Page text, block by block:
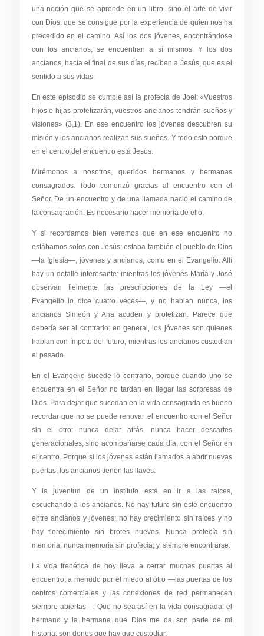
una noción que se aprende en un libro, sino el arte de vivir
con Dios, que se consigue por la experiencia de quien nos ha
precedido en el camino. Así los dos jóvenes, encontrándose
con los ancianos, se encuentran a sí mismos. Y los dos
ancianos, hacia el final de sus días, reciben a Jesús, que es el
sentido a sus vidas.
En este episodio se cumple así la profecía de Joel: «Vuestros
hijos e hijas profetizarán, vuestros ancianos tendrán sueños y
visiones» (3,1). En ese encuentro los jóvenes descubren su
misión y los ancianos realizan sus sueños. Y todo esto porque
en el centro del encuentro está Jesús.
Mirémonos a nosotros, queridos hermanos y hermanas
consagrados. Todo comenzó gracias al encuentro con el
Señor. De un encuentro y de una llamada nació el camino de
la consagración. Es necesario hacer memoria de ello.
Y si recordamos bien veremos que en ese encuentro no
estábamos solos con Jesús: estaba también el pueblo de Dios
—la Iglesia—, jóvenes y ancianos, como en el Evangelio. Allí
hay un detalle interesante: mientras los jóvenes María y José
observan fielmente las prescripciones de la Ley —el
Evangelio lo dice cuatro veces—, y no hablan nunca, los
ancianos Simeón y Ana acuden y profetizan. Parece que
debería ser al contrario: en general, los jóvenes son quienes
hablan con ímpetu del futuro, mientras los ancianos custodian
el pasado.
En el Evangelio sucede lo contrario, porque cuando uno se
encuentra en el Señor no tardan en llegar las sorpresas de
Dios. Para dejar que sucedan en la vida consagrada es bueno
recordar que no se puede renovar el encuentro con el Señor
sin el otro: nunca dejar atrás, nunca hacer descartes
generacionales, sino acompañarse cada día, con el Señor en
el centro. Porque si los jóvenes están llamados a abrir nuevas
puertas, los ancianos tienen las llaves.
Y la juventud de un instituto está en ir a las raíces,
escuchando a los ancianos. No hay futuro sin este encuentro
entre ancianos y jóvenes; no hay crecimiento sin raíces y no
hay florecimiento sin brotes nuevos. Nunca profecía sin
memoria, nunca memoria sin profecía; y, siempre encontrarse.
La vida frenética de hoy lleva a cerrar muchas puertas al
encuentro, a menudo por el miedo al otro —las puertas de los
centros comerciales y las conexiones de red permanecen
siempre abiertas—. Que no sea así en la vida consagrada: el
hermano y la hermana que Dios me da son parte de mi
historia, son dones que hay que custodiar.